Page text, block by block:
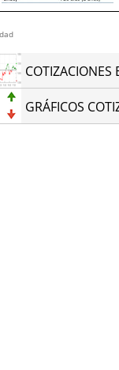
COTIZACIONES
GRÁFICOS